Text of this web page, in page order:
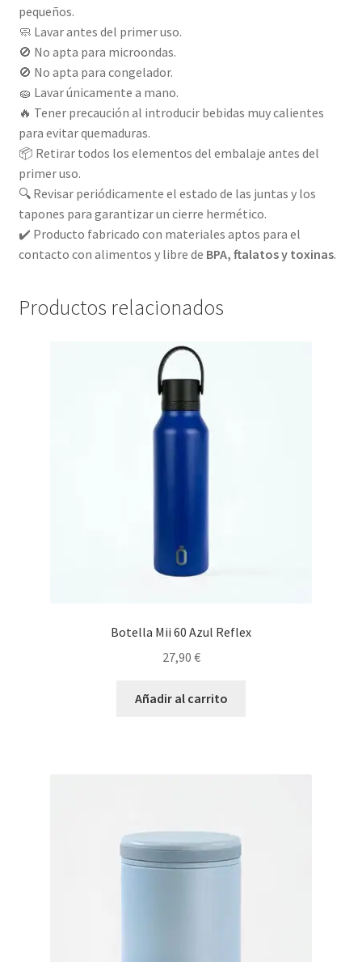
pequeños.
🧼 Lavar antes del primer uso.
🚫 No apta para microondas.
🚫 No apta para congelador.
🧽 Lavar únicamente a mano.
🔥 Tener precaución al introducir bebidas muy calientes
para evitar quemaduras.
📦 Retirar todos los elementos del embalaje antes del
primer uso.
🔍 Revisar periódicamente el estado de las juntas y los
tapones para garantizar un cierre hermético.
✔️ Producto fabricado con materiales aptos para el
contacto con alimentos y libre de BPA, ftalatos y toxinas.
Productos relacionados
Botella Mii 60 Azul Reflex
27,90 €
Añadir al carrito